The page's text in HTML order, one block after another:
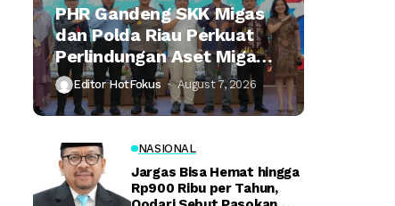
PHR Gandeng SKK Migas
dan Polda Riau Perkuat
Perlindungan Aset Migas
Strategis
Editor HotFokus August 7, 2026
NASIONAL
Jargas Bisa Hemat hingga
Rp900 Ribu per Tahun,